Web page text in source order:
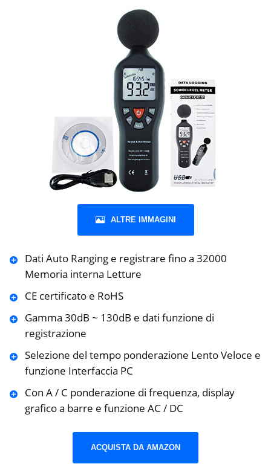
ALTRE IMMAGINI
Dati Auto Ranging e registrare fino a 32000
Memoria interna Letture
CE certificato e RoHS
Gamma 30dB ~ 130dB e dati funzione di
registrazione
Selezione del tempo ponderazione Lento Veloce e
funzione Interfaccia PC
Con A / C ponderazione di frequenza, display
grafico a barre e funzione AC / DC
ACQUISTA DA AMAZON